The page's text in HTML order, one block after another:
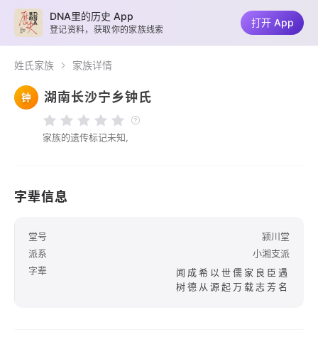
姓氏家族 家族详情
钟 湖南长沙宁乡钟氏
家族的遗传标记未知,
字辈信息
堂号
颍川堂
派系
小湘支派
字辈
闻成希以世儒家良臣遇
树德从源起万载志芳名
DNA里的历史 App
登记资料，获取你的家族线索
打开 App